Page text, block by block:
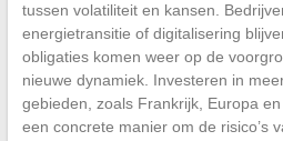
tussen volatiliteit en kansen.
energietransitie of digitalisering
obligaties komen weer op de
nieuwe dynamiek. Investeren in
gebieden, zoals Frankrijk, Europa
een concrete manier om de risico’s